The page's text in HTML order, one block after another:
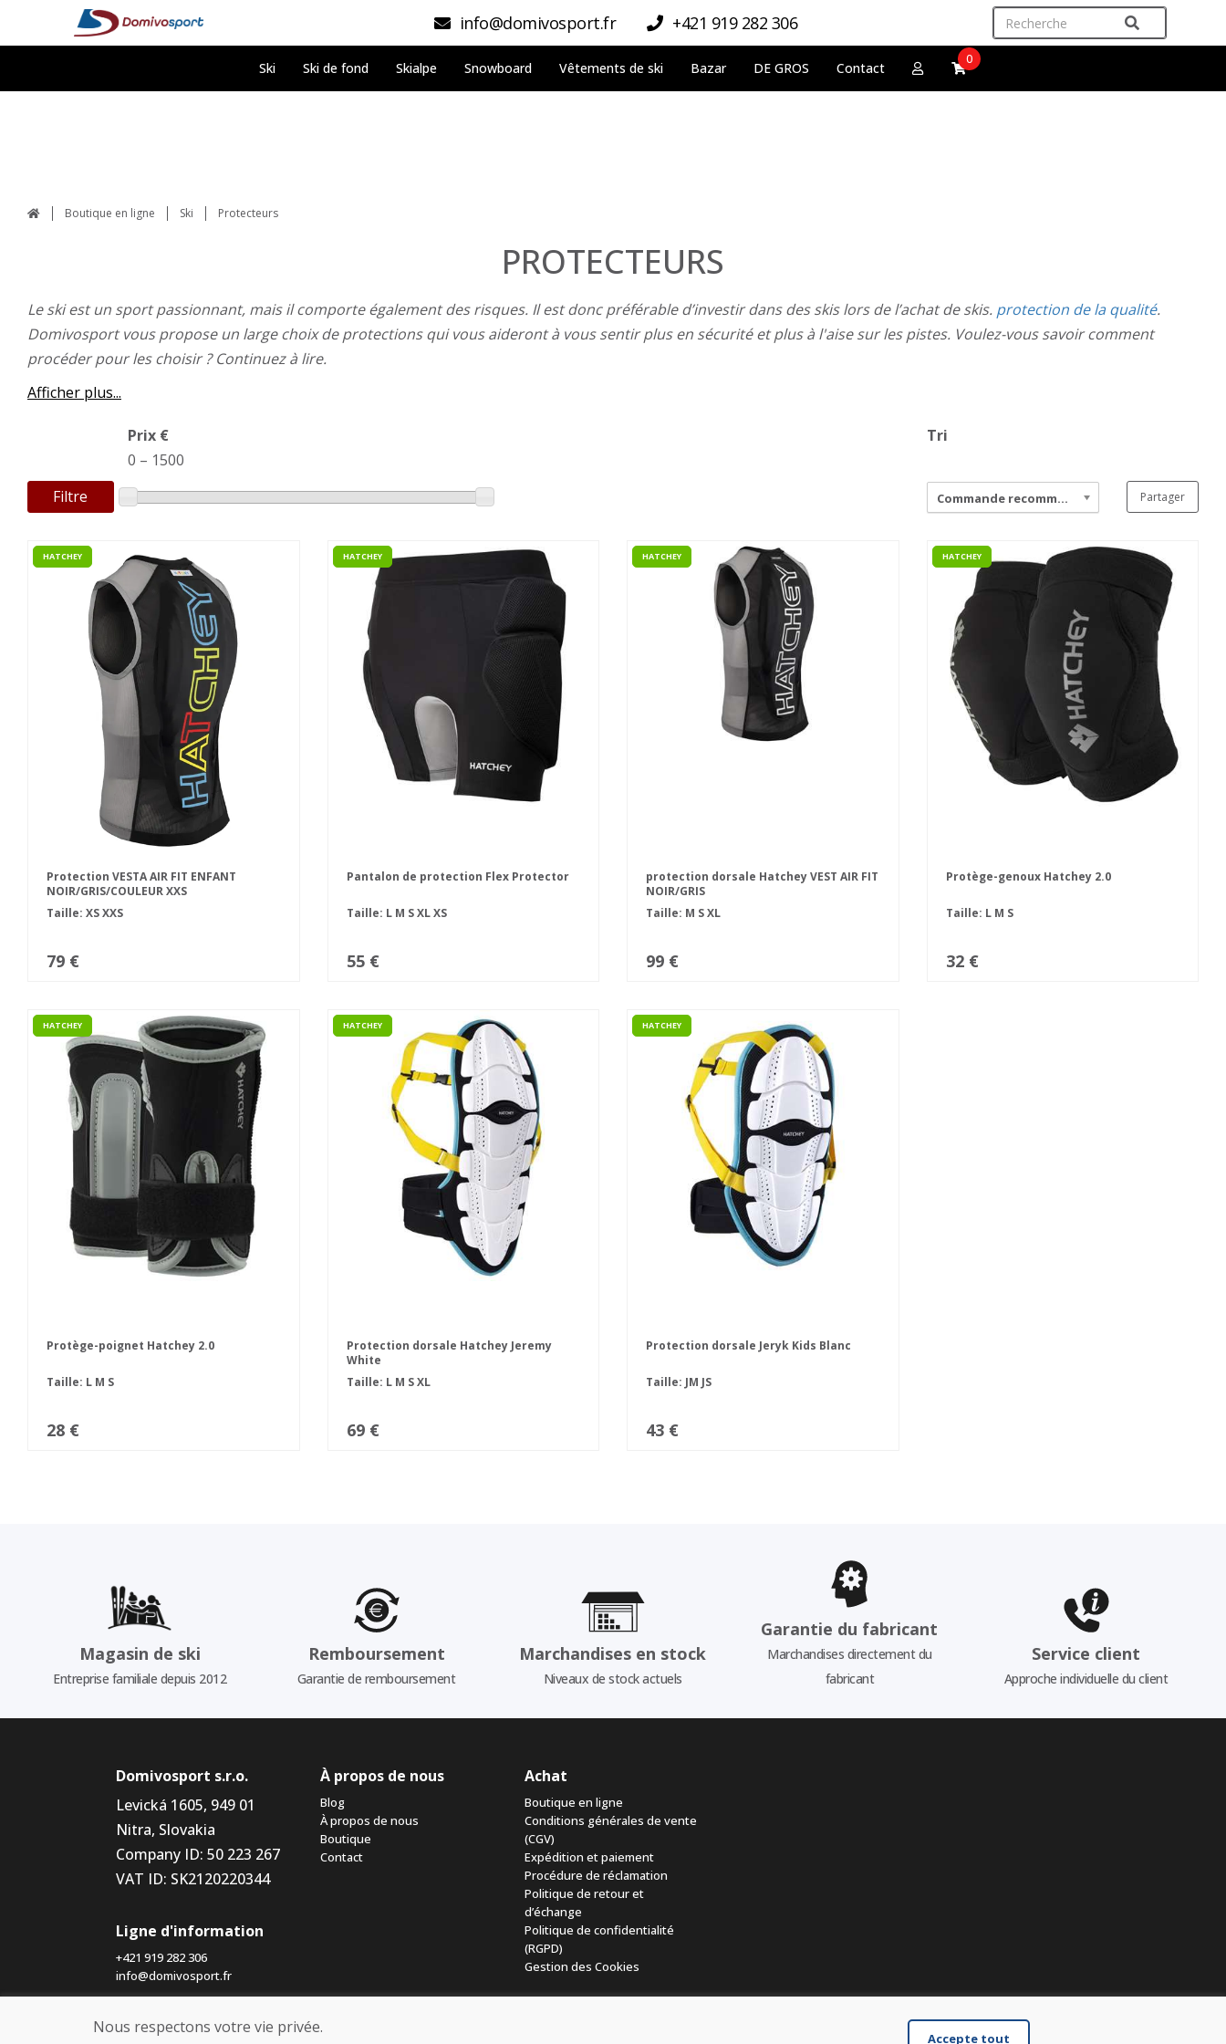
info@domivosport.fr +421 919 282 306
Ski Ski de fond Skialpe Snowboard Vêtements de ski Bazar DE GROS Contact
0
Boutique en ligne Ski Protecteurs
PROTECTEURS
Le ski est un sport passionnant, mais il comporte également des risques. Il est donc préférable d’investir dans des skis lors de l’achat de skis. protection de la qualité.
Domivosport vous propose un large choix de protections qui vous aideront à vous sentir plus en sécurité et plus à l'aise sur les pistes. Voulez-vous savoir comment
procéder pour les choisir ? Continuez à lire.
Afficher plus...
Filtre
Prix €
0 – 1500
Tri
Commande recommandée Partager
HATCHEY
Protection VESTA AIR FIT ENFANT
NOIR/GRIS/COULEUR XXS
Taille: XSXXS
79 €
HATCHEY
Pantalon de protection Flex Protector
Taille: L M SXLXS
55 €
HATCHEY
protection dorsale Hatchey VEST AIR FIT
NOIR/GRIS
Taille: M SXL
99 €
HATCHEY
Protège-genoux Hatchey 2.0
Taille: L M S
32 €
HATCHEY
Protège-poignet Hatchey 2.0
Taille: L M S
28 €
HATCHEY
Protection dorsale Hatchey Jeremy
White
Taille: L M SXL
69 €
HATCHEY
Protection dorsale Jeryk Kids Blanc
Taille: JM JS
43 €
Magasin de ski
Entreprise familiale depuis 2012
Remboursement
Garantie de remboursement
Marchandises en stock
Niveaux de stock actuels
Garantie du fabricant
Marchandises directement du
fabricant
Service client
Approche individuelle du client
Domivosport s.r.o.
Levická 1605, 949 01
Nitra, Slovakia
Company ID: 50 223 267
VAT ID: SK2120220344
Ligne d'information
+421 919 282 306
info@domivosport.fr
À propos de nous
Blog
À propos de nous
Boutique
Contact
Achat
Boutique en ligne
Conditions générales de vente
(CGV)
Expédition et paiement
Procédure de réclamation
Politique de retour et
d’échange
Politique de confidentialité
(RGPD)
Gestion des Cookies
Nous respectons votre vie privée.
Accepte tout